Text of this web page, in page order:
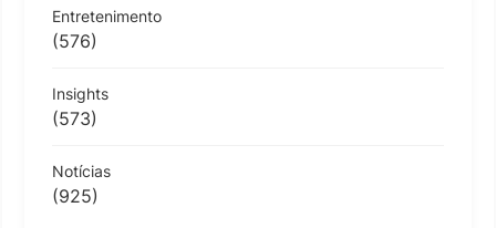
Entretenimento
(576)
Insights
(573)
Notícias
(925)